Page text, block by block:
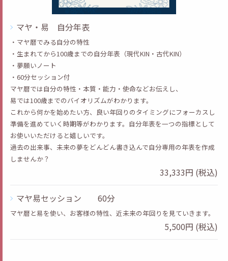
マヤ・易 自分年表
・マヤ暦でみる自分の特性
・生まれてから100歳までの自分年表（現代KIN・古代KIN）
・夢願いノート
・60分セッション付
マヤ暦では自分の特性・本質・能力・使命などお伝えし、
易では100歳までのバイオリズムがわかります。
これから何かを始めたい方、良い年回りのタイミングにフォーカスし
準備を進めていく時期等がわかります。自分年表を一つの指標として
お使いいただけると嬉しいです。
過去の出来事、未来の夢をどんどん書き込んで自分専用の年表を作成
しませんか？
33,333円 (税込)
マヤ易セッション 60分
マヤ暦と易を使い、お客様の特性、近未来の年回りを見ていきます。
5,500円 (税込)